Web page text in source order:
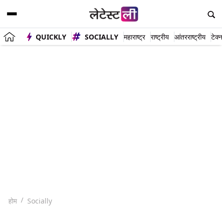
QUICKLY SOCIALLY महाराष्ट्र राष्ट्रीय आंतरराष्ट्रीय
होम Socially